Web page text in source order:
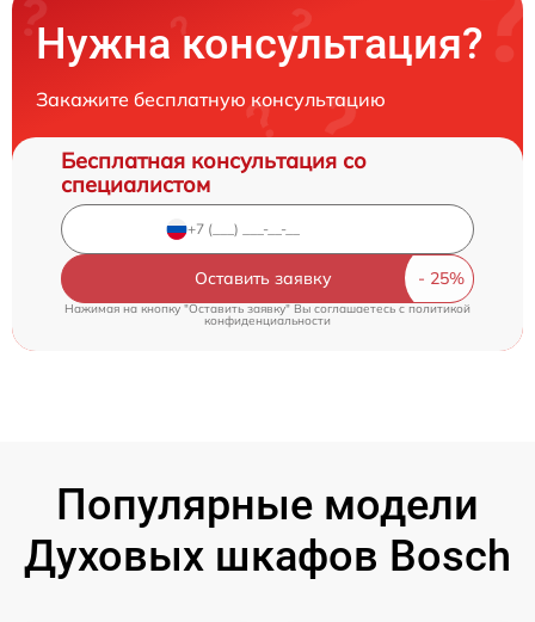
Нужна консультация?
Закажите бесплатную консультацию
Бесплатная консультация со
специалистом
Оставить заявку
Нажимая на кнопку "Оставить заявку" Вы соглашаетесь cполитикой
конфиденциальности
Популярные модели
Духовых шкафов Bosch